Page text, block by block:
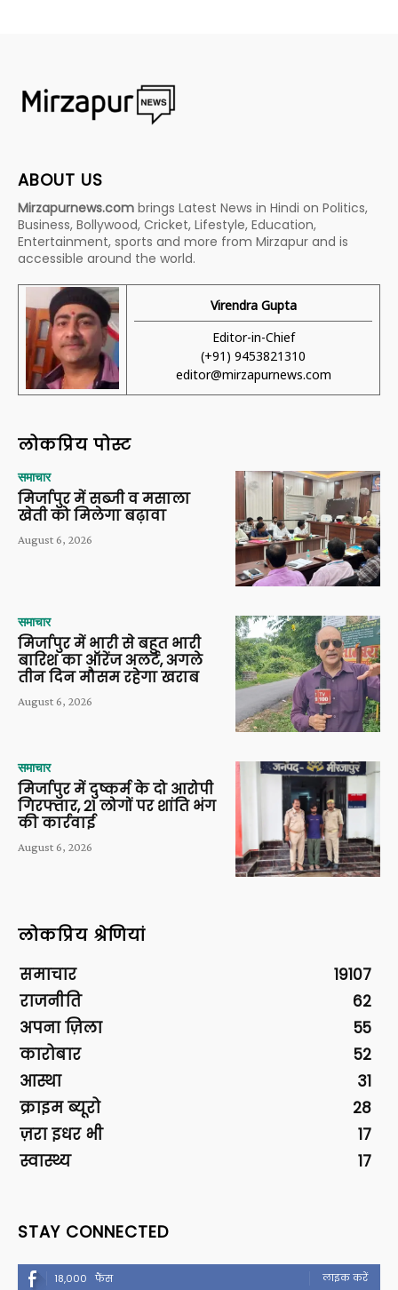
ABOUT US
Mirzapurnews.com brings Latest News in Hindi on Politics,
Business, Bollywood, Cricket, Lifestyle, Education,
Entertainment, sports and more from Mirzapur and is
accessible around the world.
Virendra Gupta
Editor-in-Chief
(+91) 9453821310
editor@mirzapurnews.com
लोकप्रिय पोस्ट
समाचार
मिर्जापुर में सब्जी व मसाला
खेती को मिलेगा बढ़ावा
August 6, 2026
समाचार
मिर्जापुर में भारी से बहुत भारी
बारिश का ऑरेंज अलर्ट, अगले
तीन दिन मौसम रहेगा खराब
August 6, 2026
समाचार
मिर्जापुर में दुष्कर्म के दो आरोपी
गिरफ्तार, 21 लोगों पर शांति भंग
की कार्रवाई
August 6, 2026
लोकप्रिय श्रेणियां
समाचार
19107
राजनीति
62
अपना ज़िला
55
कारोबार
52
आस्था
31
क्राइम ब्यूरो
28
ज़रा इधर भी
17
स्वास्थ्य
17
STAY CONNECTED
18,000 फैंस लाइक करें